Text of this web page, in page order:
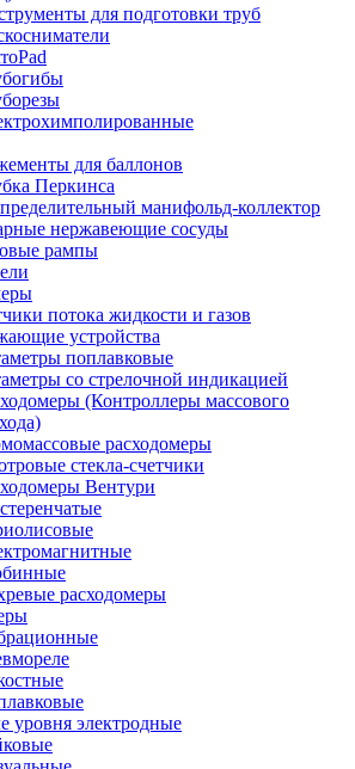
для подготовки труб
для баллонов
Перкинса
манифольд-коллектор
нержавеющие сосуды
рампы
потока жидкости и газов
устройства
поплавковые
со стрелочной индикацией
(Контроллеры массового
расходомеры
стекла-счетчики
Вентури
расходомеры
уровня электродные